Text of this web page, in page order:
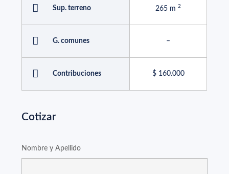
Sup. terreno 265 m
G. comunes –
Contribuciones $ 160.000
Cotizar
Nombre y Apellido